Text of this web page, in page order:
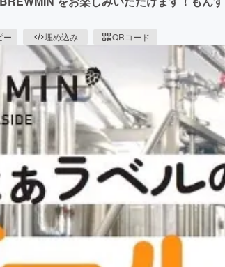
ー 埋め込み QRコード